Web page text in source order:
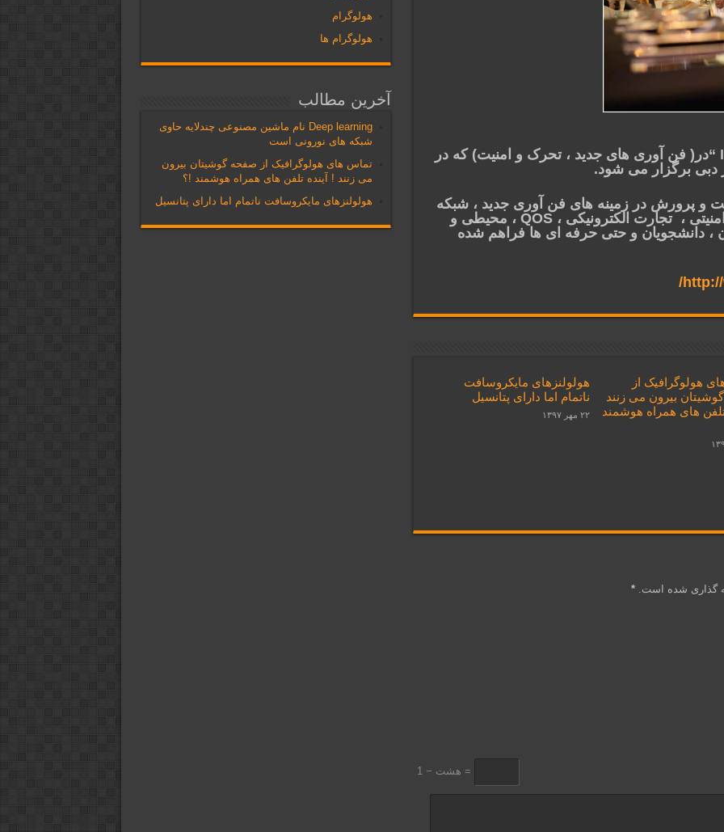
ششمین کنفرانس بین المللی “IFIP “در( فن آوری های جدید ، تحرک و امنیت) که در
و پرورش در زمینه های فن آوری جدید ، شبکه
های بی سیم ، رایانه ، تلفن همرا ، امنیتی ، تجارت الکترونیکی ، QOS ، محیطی و
دانشجویان و حتی حرفه ای ها فراهم شده
هولوگرافیک از
بیرون می زنند
تلفن های همراه هوشمند
هولولنزهای مایکروسافت
ناتمام اما دارای پتانسیل
۲۲ مهر ۱۳۹۷
گذاری شده است.*
هشت − 1 =
هولوگرام
هولوگرام ها
آخرین مطالب
Deep learning نام ماشین مصنوعی چندلایه حاوی
شبکه های نورونی است
تماس های هولوگرافیک از صفحه گوشیتان بیرون
می زنند ! آینده تلفن های همراه هوشمند !؟
هولولنزهای مایکروسافت ناتمام اما دارای پتانسیل